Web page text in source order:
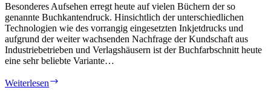
Besonderes Aufsehen erregt heute auf vielen Büchern der so
genannte Buchkantendruck. Hinsichtlich der unterschiedlichen
Technologien wie des vorrangig eingesetzten Inkjetdrucks und
aufgrund der weiter wachsenden Nachfrage der Kundschaft aus
Industriebetrieben und Verlagshäusern ist der Buchfarbschnitt heute
eine sehr beliebte Variante…
Weiterlesen